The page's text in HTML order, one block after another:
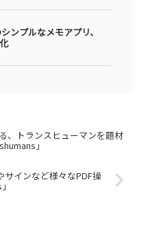
ンプルなメモアプリ、
、トランスヒューマンを題材
」
サインなど様々なPDF操